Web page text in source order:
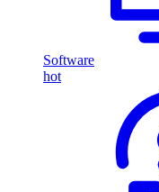
Software
hot